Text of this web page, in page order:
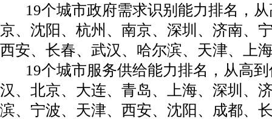
19个城市政府需求识别能力排名，从
京、沈阳、杭州、南京、深圳、济南、
西安、长春、武汉、哈尔滨、天津、上
19个城市服务供给能力排名，从高到
汉、北京、大连、青岛、上海、深圳、
滨、宁波、天津、西安、沈阳、成都、